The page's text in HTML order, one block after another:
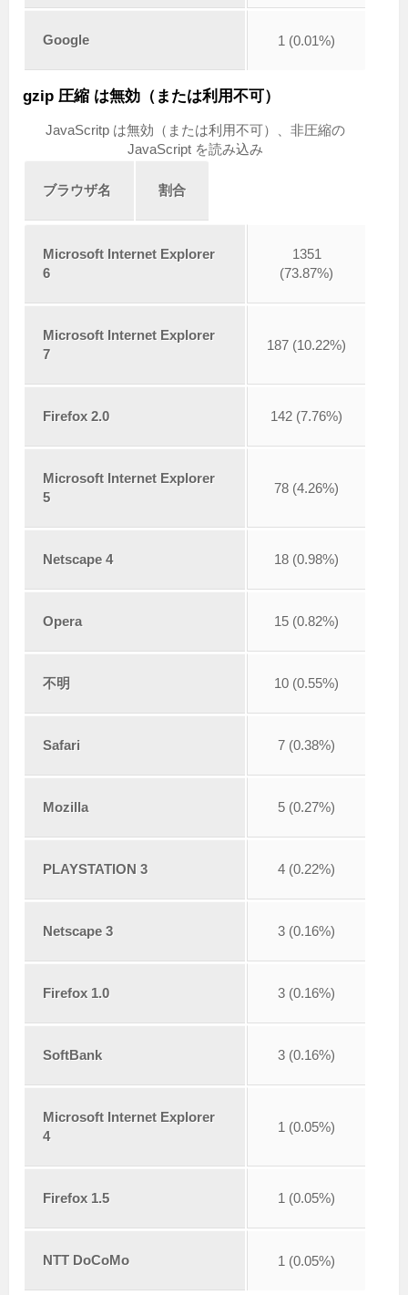
Google 1 (0.01%)
gzip 圧縮 は無効（または利用不可）
JavaScritp は無効（または利用不可）、非圧縮の
JavaScript を読み込み
ブラウザ名 割合
Microsoft Internet Explorer
6
1351
(73.87%)
Microsoft Internet Explorer
7
187 (10.22%)
Firefox 2.0 142 (7.76%)
Microsoft Internet Explorer
5
78 (4.26%)
Netscape 4 18 (0.98%)
Opera 15 (0.82%)
不明 10 (0.55%)
Safari 7 (0.38%)
Mozilla 5 (0.27%)
PLAYSTATION 3 4 (0.22%)
Netscape 3 3 (0.16%)
Firefox 1.0 3 (0.16%)
SoftBank 3 (0.16%)
Microsoft Internet Explorer
4
1 (0.05%)
Firefox 1.5 1 (0.05%)
NTT DoCoMo 1 (0.05%)